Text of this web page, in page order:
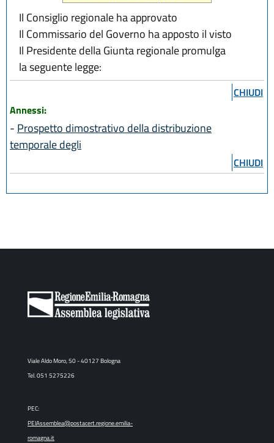
Il Consiglio regionale ha approvato
Il Commissario del Governo ha apposto il visto
Il Presidente della Giunta regionale promulga
la seguente legge:
CHIUDI
Annessi:
- Prospetto dimostrativo della distribuzione
temporale degli
CHIUDI
Viale Aldo Moro, 50 - 40127 Bologna
Tel. 051 5275226
PEC:
PEIAssemblea@postacert.regione.emilia-
romagna.it